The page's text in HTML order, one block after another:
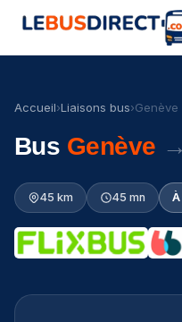
Accueil›Liaisons bus›
Bus Genève →
45 km 45 mn